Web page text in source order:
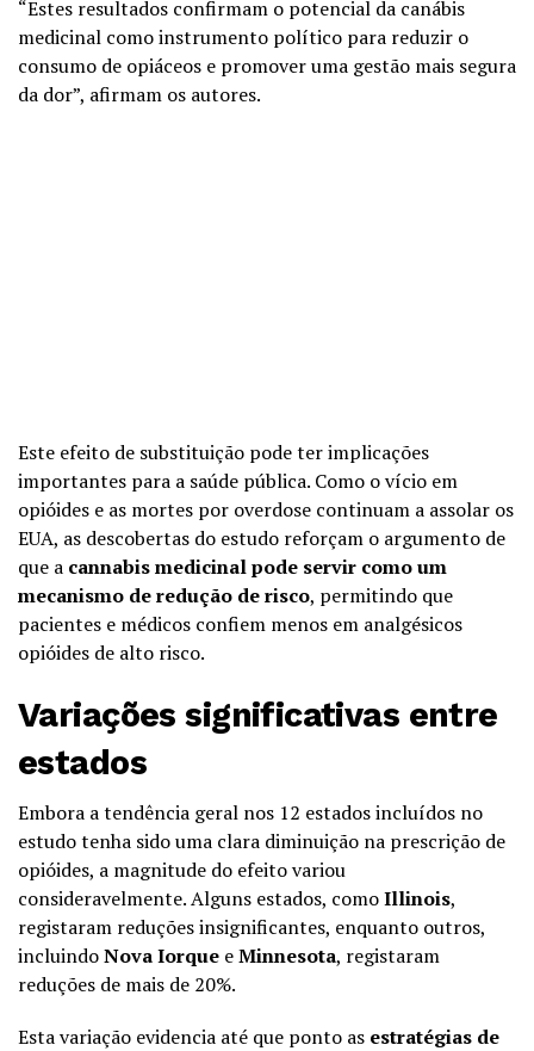
“Estes resultados confirmam o potencial da canábis
medicinal como instrumento político para reduzir o
consumo de opiáceos e promover uma gestão mais segura
da dor”, afirmam os autores.
Este efeito de substituição pode ter implicações
importantes para a saúde pública. Como o vício em
opióides e as mortes por overdose continuam a assolar os
EUA, as descobertas do estudo reforçam o argumento de
que a cannabis medicinal pode servir como um
mecanismo de redução de risco, permitindo que
pacientes e médicos confiem menos em analgésicos
opióides de alto risco.
Variações significativas entre
estados
Embora a tendência geral nos 12 estados incluídos no
estudo tenha sido uma clara diminuição na prescrição de
opióides, a magnitude do efeito variou
consideravelmente. Alguns estados, comoIllinois,
registaram reduções insignificantes, enquanto outros,
incluindoNova Iorque eMinnesota, registaram
reduções de mais de 20%.
Esta variação evidencia até que ponto as estratégias de